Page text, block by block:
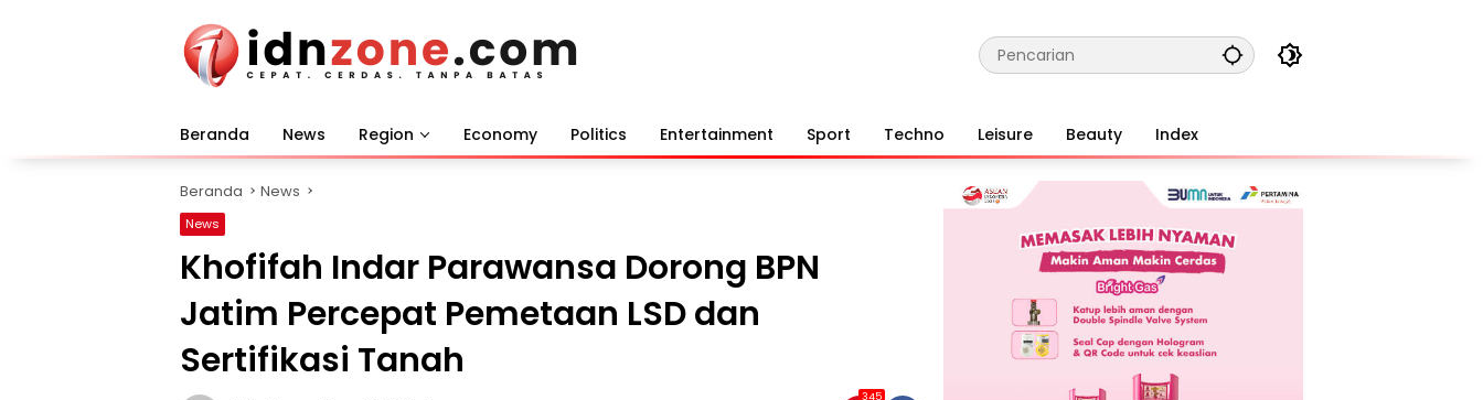
Beranda News Region Economy Politics Entertainment Sport Techno Leisure Beauty Index
Beranda News
News
Khofifah Indar Parawansa Dorong BPN
Jatim Percepat Pemetaan LSD dan
Sertifikasi Tanah
345